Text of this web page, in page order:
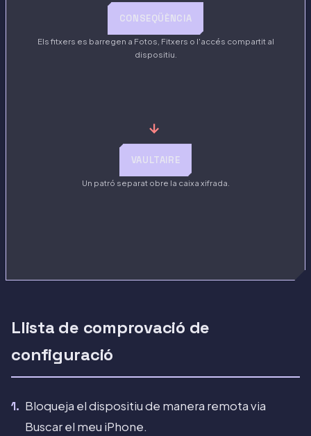
CONSEQÜÈNCIA
Els fitxers es barregen a Fotos, Fitxers o l'accés compartit al
dispositiu.
→
VAULTAIRE
Un patró separat obre la caixa xifrada.
Llista de comprovació de
configuració
Bloqueja el dispositiu de manera remota via
Buscar el meu iPhone.